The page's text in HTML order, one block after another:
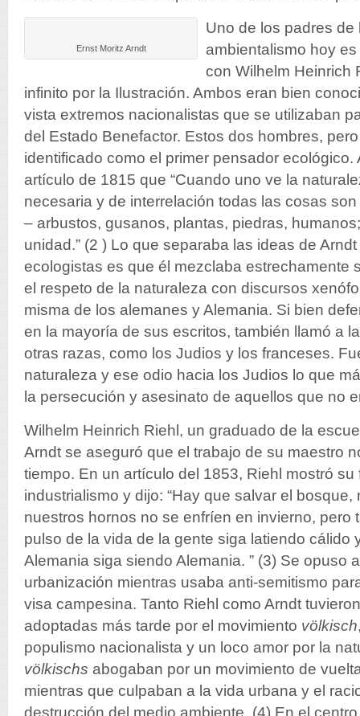
Ernst Moritz Arndt
Uno de los padres de
ambientalismo hoy
con Wilhelm Heinrich
infinito por la Ilustración. Ambos eran bien
vista extremos nacionalistas que se utilizaban
del Estado Benefactor. Estos dos hombres,
identificado como el primer pensador ecológico.
artículo de 1815 que “Cuando uno ve la
necesaria y de interrelación todas las cosas
– arbustos, gusanos, plantas, piedras,
unidad.” (2 ) Lo que separaba las ideas de
ecologistas es que él mezclaba estrechamente
el respeto de la naturaleza con discursos
misma de los alemanes y Alemania. Si bien
en la mayoría de sus escritos, también llamó a
otras razas, como los Judios y los franceses.
naturaleza y ese odio hacia los Judios lo que
la persecución y asesinato de aquellos que no
Wilhelm Heinrich Riehl, un graduado de la
Arndt se aseguró que el trabajo de su maestro
tiempo. En un artículo del 1853, Riehl mostró
industrialismo y dijo: “Hay que salvar el bosque,
nuestros hornos no se enfríen en invierno, pero
pulso de la vida de la gente siga latiendo cálido
Alemania siga siendo Alemania. ” (3) Se opuso
urbanización mientras usaba anti-semitismo
visa campesina. Tanto Riehl como Arndt
adoptadas más tarde por el movimiento völkisch
populismo nacionalista y un loco amor por la
völkischs abogaban por un movimiento de
mientras que culpaban a la vida urbana y el
destrucción del medio ambiente. (4) En el